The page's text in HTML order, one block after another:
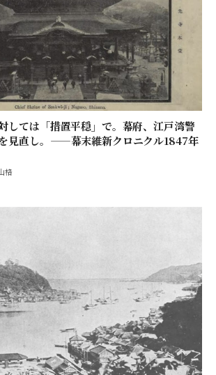
しては「措置平穏」で。幕府、江戸湾警
見直し。——幕末維新クロニクル1847年
格